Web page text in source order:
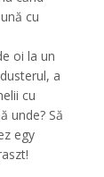
cu
oi la un
a
cu
unde? Să
egy